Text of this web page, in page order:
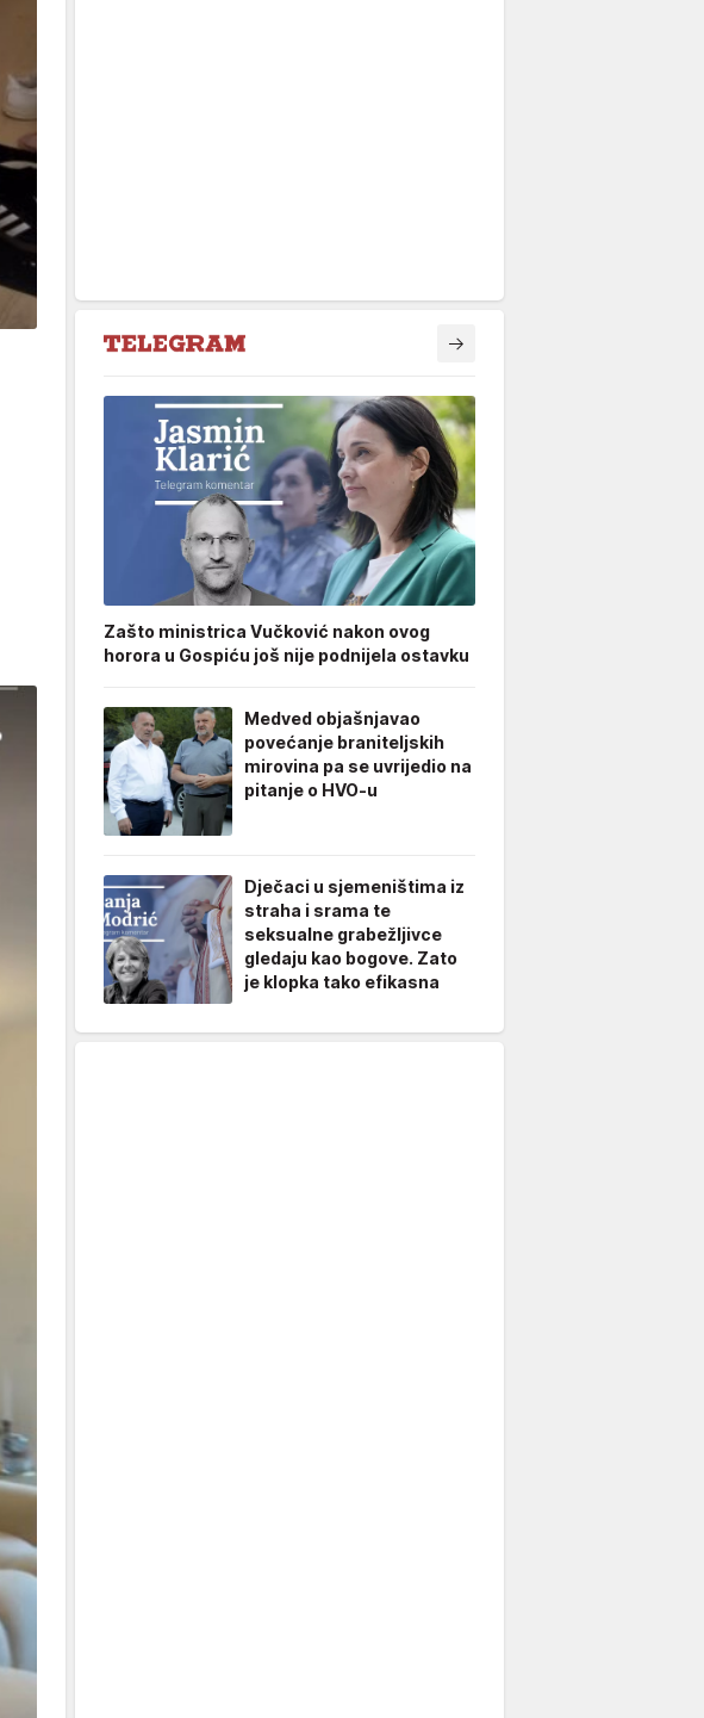
Zašto ministrica Vučković nakon ovog
horora u Gospiću još nije podnijela ostavku
Medved objašnjavao
povećanje braniteljskih
mirovina pa se uvrijedio na
pitanje o HVO-u
Dječaci u sjemeništima iz
straha i srama te
seksualne grabežljivce
gledaju kao bogove. Zato
je klopka tako efikasna